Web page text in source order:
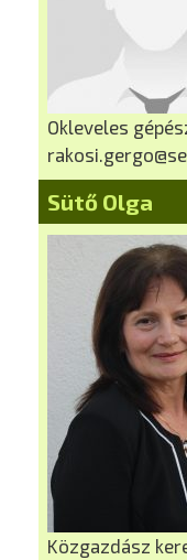
Okleveles
Sütő Olga
Közgazdász